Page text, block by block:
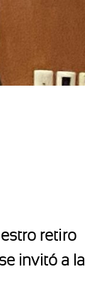
retiro
invitó a la